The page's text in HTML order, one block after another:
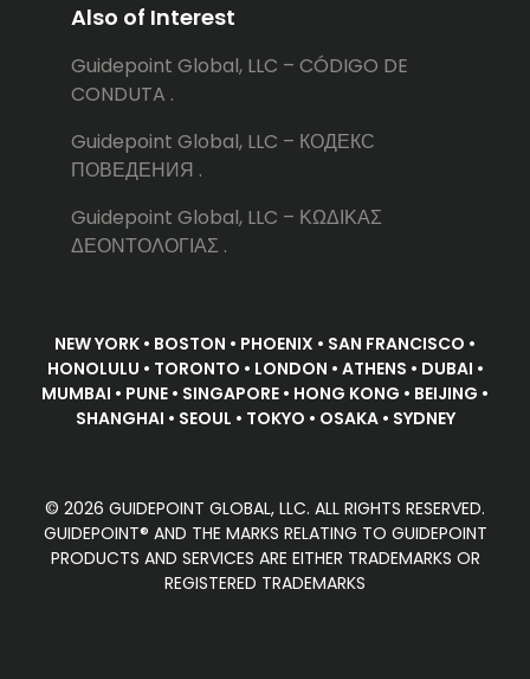
Also of Interest
Guidepoint Global, LLC – CÓDIGO DE
CONDUTA .
Guidepoint Global, LLC – КОДЕКС
ПОВЕДЕНИЯ .
Guidepoint Global, LLC – ΚΩΔΙΚΑΣ
ΔΕΟΝΤΟΛΟΓΙΑΣ .
NEW YORK • BOSTON • PHOENIX • SAN FRANCISCO •
HONOLULU • TORONTO • LONDON • ATHENS • DUBAI •
MUMBAI • PUNE • SINGAPORE • HONG KONG • BEIJING •
SHANGHAI • SEOUL • TOKYO • OSAKA • SYDNEY
© 2026 GUIDEPOINT GLOBAL, LLC. ALL RIGHTS RESERVED.
GUIDEPOINT® AND THE MARKS RELATING TO GUIDEPOINT
PRODUCTS AND SERVICES ARE EITHER TRADEMARKS OR
REGISTERED TRADEMARKS